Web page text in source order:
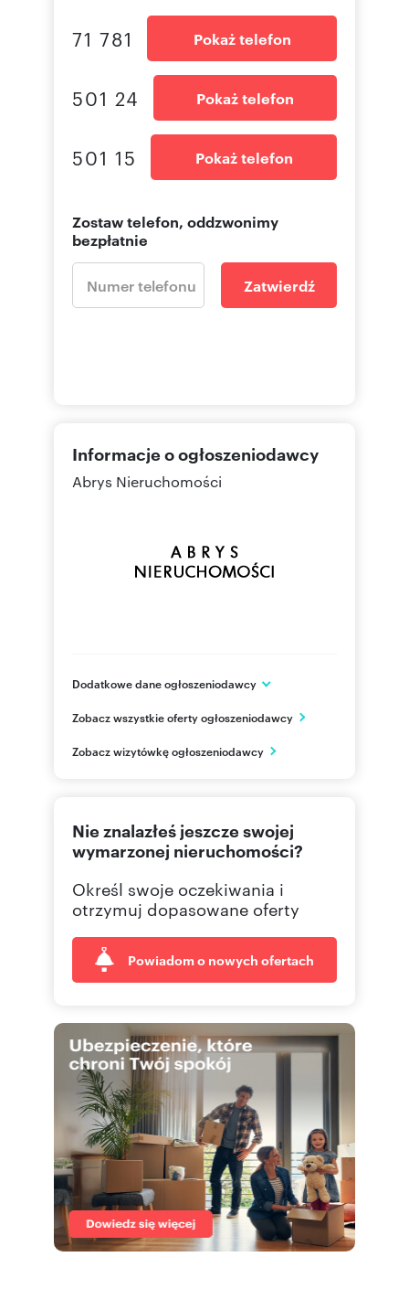
71 781 Pokaż telefon
501 24 Pokaż telefon
501 15 Pokaż telefon
Zostaw telefon, oddzwonimy
bezpłatnie
Zatwierdź
Informacje o ogłoszeniodawcy
Abrys Nieruchomości
Dodatkowe dane ogłoszeniodawcy
Wrocław
PL
501 24 Pokaż telefon
501 15 Pokaż telefon
Zobacz wszystkie oferty ogłoszeniodawcy
Zobacz wizytówkę ogłoszeniodawcy
Nie znalazłeś jeszcze swojej
wymarzonej nieruchomości?
Określ swoje oczekiwania i
otrzymuj dopasowane oferty
Powiadom o nowych ofertach